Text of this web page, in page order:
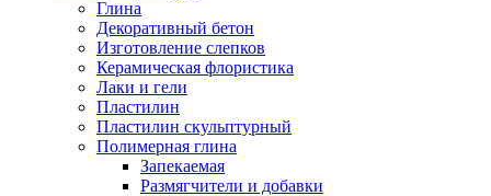
Глина
Декоративный бетон
Изготовление слепков
Керамическая флористика
Лаки и гели
Пластилин
Пластилин скульптурный
Полимерная глина
Запекаемая
Размягчители и добавки